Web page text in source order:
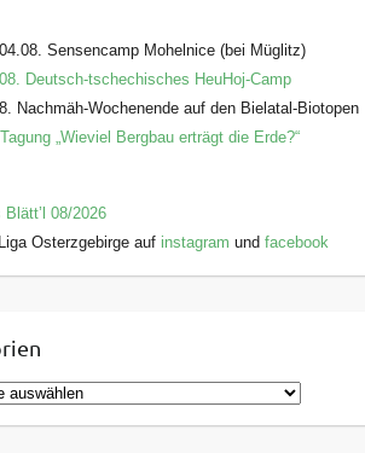
Sensencamp Mohelnice (bei Müglitz)
Deutsch-tschechisches HeuHoj-Camp
Nachmäh-Wochenende auf den Bielatal-Biotopen
„Wieviel Bergbau erträgt die Erde?“
Blätt’l 08/2026
Osterzgebirge auf instagram und facebook